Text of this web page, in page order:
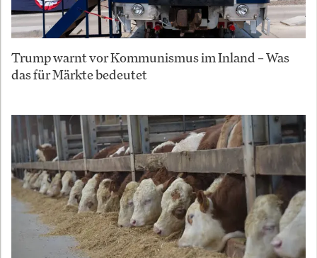
Trump warnt vor Kommunismus im Inland – Was
das für Märkte bedeutet